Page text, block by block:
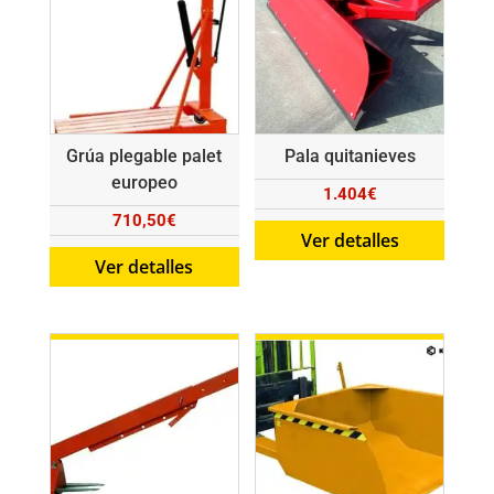
Grúa plegable palet
europeo
710,50€
Ver detalles
Pala quitanieves
1.404€
Ver detalles